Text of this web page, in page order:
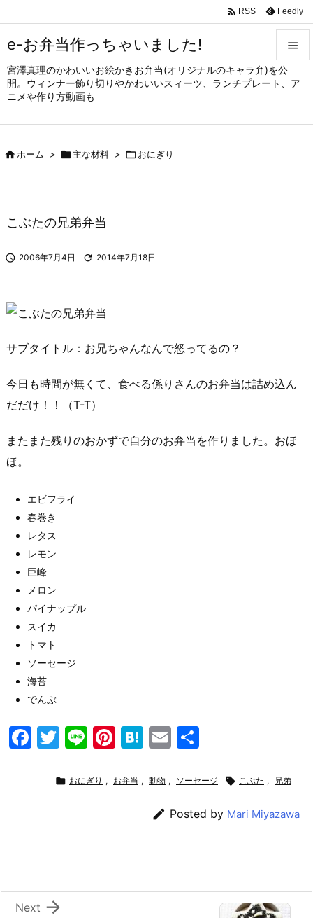
e-お弁当作っちゃいました!
宮澤真理のかわいいお絵かきお弁当(オリジナルのキャラ弁)を公
開。ウィンナー飾り切りやかわいいスィーツ、ランチプレート、ア
ニメや作り方動画も


メニュ
サイド

 RSS Feedly
ホーム > 主な材料 > おにぎり
こぶたの兄弟弁当
 2006年7月4日  2014年7月18日
サブタイトル：お兄ちゃんなんで怒ってるの？
今日も時間が無くて、食べる係りさんのお弁当は詰め込ん
だだけ！！（T-T）
またまた残りのおかずで自分のお弁当を作りました。おほ
ほ。
エビフライ
春巻き
レタス
レモン
巨峰
メロン
パイナップル
スイカ
トマト
ソーセージ
海苔
でんぶ
F
o
k
T
itt
Li
e
Pi
er
H
e
a
E
ai
l
 おにぎり , お弁当 , 動物 , ソーセージ  こぶた , 兄弟
 Posted by Mari Miyazawa

Next